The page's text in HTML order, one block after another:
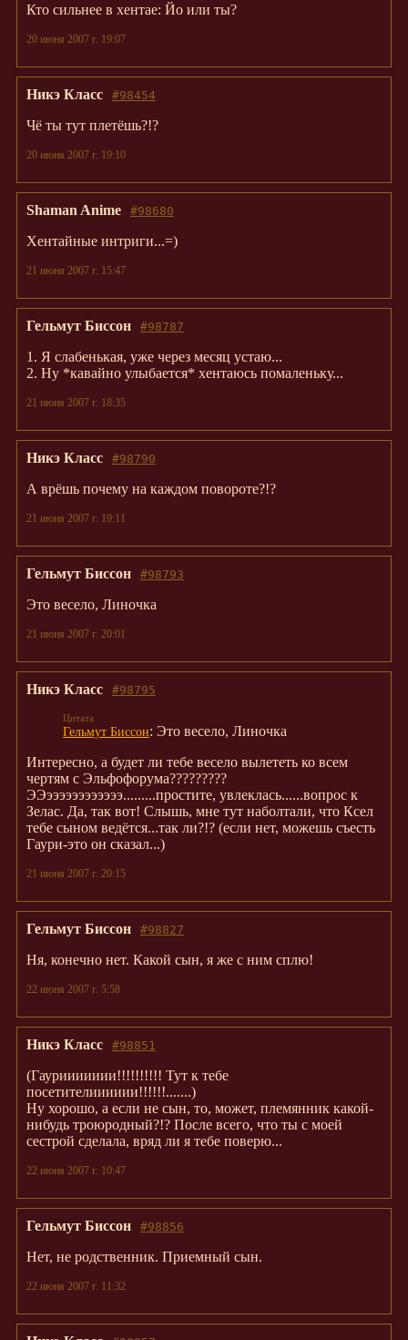
Кто сильнее в хентае: Йо или ты?
20 июня 2007 г. 19:07
#98454
Никэ Класс
Чё ты тут плетёшь?!?
20 июня 2007 г. 19:10
#98680
Shaman Anime
Хентайные интриги...=)
21 июня 2007 г. 15:47
#98787
Гельмут Биссон
1. Я слабенькая, уже через месяц устаю...
2. Ну *кавайно улыбается* хентаюсь помаленьку...
21 июня 2007 г. 18:35
#98790
Никэ Класс
А врёшь почему на каждом повороте?!?
21 июня 2007 г. 19:11
#98793
Гельмут Биссон
Это весело, Линочка
21 июня 2007 г. 20:01
#98795
Никэ Класс
Гельмут Биссон: Это весело, Линочка
Интересно, а будет ли тебе весело вылететь ко всем
чертям с Эльфофорума?????????
ЭЭээээээээээээ.........простите, увлеклась......вопрос к
Зелас. Да, так вот! Слышь, мне тут наболтали, что Ксел
тебе сыном ведётся...так ли?!? (если нет, можешь съесть
Гаури-это он сказал...)
21 июня 2007 г. 20:15
#98827
Гельмут Биссон
Ня, конечно нет. Какой сын, я же с ним сплю!
22 июня 2007 г. 5:58
#98851
Никэ Класс
(Гауриииииии!!!!!!!!!! Тут к тебе
посетителииииии!!!!!!.......)
Ну хорошо, а если не сын, то, может, племянник какой-
нибудь троюродный?!? После всего, что ты с моей
сестрой сделала, вряд ли я тебе поверю...
22 июня 2007 г. 10:47
#98856
Гельмут Биссон
Нет, не родственник. Приемный сын.
22 июня 2007 г. 11:32